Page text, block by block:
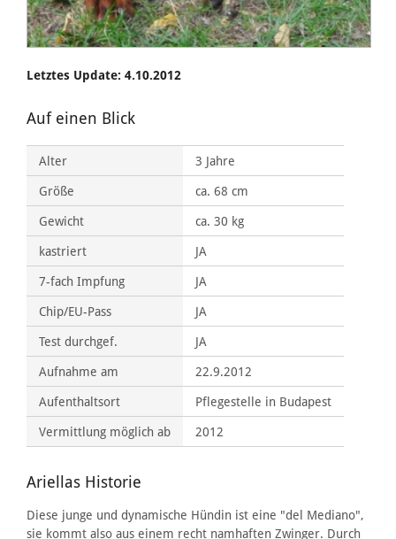
Letztes Update: 4.10.2012
Auf einen Blick
Alter
3 Jahre
Größe
ca. 68 cm
Gewicht
ca. 30 kg
kastriert
JA
7-fach Impfung
JA
Chip/EU-Pass
JA
Test durchgef.
JA
Aufnahme am
22.9.2012
Aufenthaltsort
Pflegestelle in Budapest
Vermittlung möglich ab
2012
Ariellas Historie
Diese junge und dynamische Hündin ist eine "del Mediano",
sie kommt also aus einem recht namhaften Zwinger. Durch